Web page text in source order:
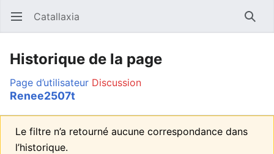
Ouvrir le menu principal Catallaxia
Historique de la page
Page d’utilisateur Discussion
Renee2507t
Le filtre n’a retourné aucune correspondance dans
l’historique.